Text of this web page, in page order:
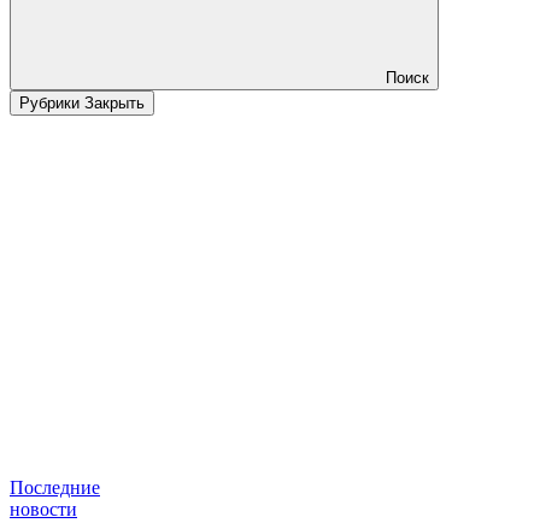
Поиск
Рубрики Закрыть
Последние
новости